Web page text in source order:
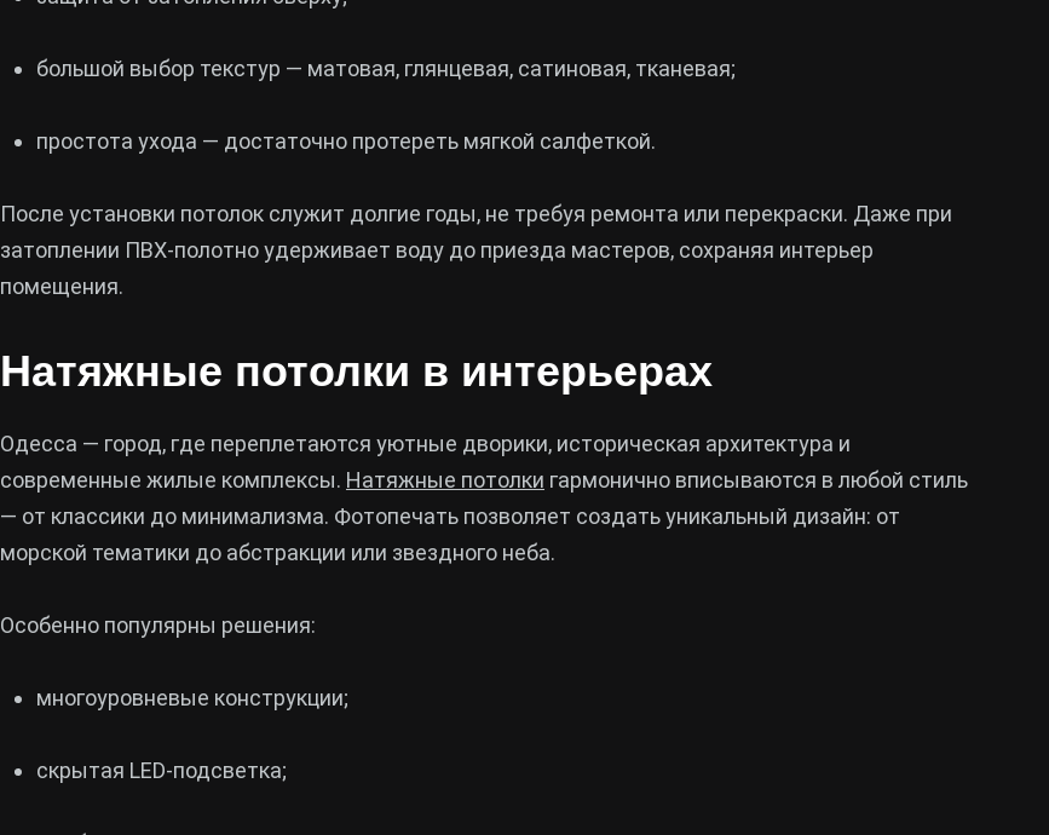
большой выбор текстур — матовая, глянцевая, сатиновая, тканевая;
простота ухода — достаточно протереть мягкой салфеткой.
После установки потолок служит долгие годы, не требуя ремонта или перекраски. Даже при
затоплении ПВХ-полотно удерживает воду до приезда мастеров, сохраняя интерьер
помещения.
Натяжные потолки в интерьерах
Одесса — город, где переплетаются уютные дворики, историческая архитектура и
современные жилые комплексы. Натяжные потолки гармонично вписываются в любой стиль
— от классики до минимализма. Фотопечать позволяет создать уникальный дизайн: от
морской тематики до абстракции или звездного неба.
Особенно популярны решения:
многоуровневые конструкции;
скрытая LED-подсветка;